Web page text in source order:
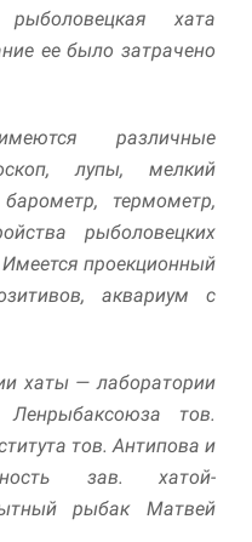
хата
ее было затрачено
различные
лупы, мелкий
термометр,
рыболовецких
Имеется проекционный
аквариум с
хаты — лаборатории
Ленрыбаксоюза тов.
тов. Антипова и
зав. хатой-
рыбак Матвей
Необходимые
Использование
функционирования
веб-сайта.
аналитика